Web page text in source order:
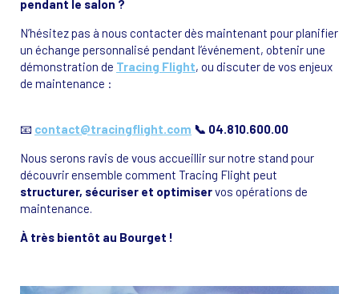
pendant le salon ?
N’hésitez pas à nous contacter dès maintenant pour planifier
un échange personnalisé pendant l’événement, obtenir une
démonstration de Tracing Flight, ou discuter de vos enjeux
de maintenance :
📧 contact@tracingflight.com 📞 04.810.600.00
Nous serons ravis de vous accueillir sur notre stand pour
découvrir ensemble comment Tracing Flight peut
structurer, sécuriser et optimiservos opérations de
maintenance.
À très bientôt au Bourget !